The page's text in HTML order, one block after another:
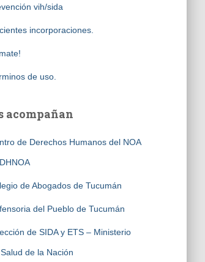
vih/sida
incorporaciones.
de uso.
acompañan
de Derechos Humanos del NOA
de Abogados de Tucumán
del Pueblo de Tucumán
de SIDA y ETS – Ministerio
de la Nación